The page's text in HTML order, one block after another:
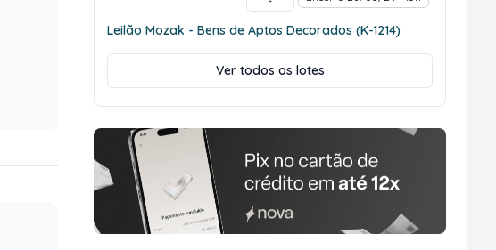
Leilão Mozak - Bens de Aptos Decorados (K-1214)
Ver todos os lotes